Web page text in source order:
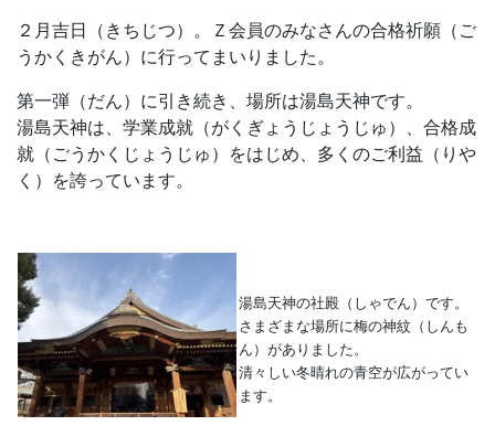
ー
プ
の
サ
ビ
ス
を
２月吉日（きちじつ）。Ｚ会員のみなさんの合格祈願（ご
うかく きがん）に行って まいりました。
第一弾（だん）に引き続き、場所は湯島天神です。
湯島天神は、学業成就（がくぎょうじょうじゅ）、合格成
就（ごうかくじょうじゅ）をはじめ、多くのご利益（りや
く）を誇っています。
湯島天神の社殿（しゃでん）です。
さまざまな場所に梅の神紋（しんも
ん）がありました。
清々しい冬晴れの青空が広がってい
ます。